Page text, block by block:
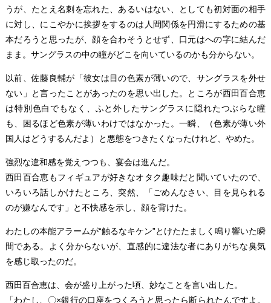
うが、たとえ名刺を忘れた、あるいはない、としても初対面の相手
に対し、にこやかに挨拶をするのは人間関係を円滑にするための基
本だろうと思ったが、顔を合わそうとせず、口元はへの字に結んだ
まま。サングラスの中の瞳がどこを向いているのかも分からない。
以前、佐藤良輔が「彼女は目の色素が薄いので、サングラスを外せ
ない」と言ったことがあったのを思い出した。ところが西田百合恵
は特別色白でもなく、ふと外したサングラスに隠れたつぶらな瞳
も、困るほど色素が薄いわけではなかった。一瞬、（色素が薄い外
国人はどうするんだよ）と悪態をつきたくなったけれど、やめた。
強烈な違和感を覚えつつも、宴会は進んだ。
西田百合恵もフィギュアが好きなオタク趣味だと聞いていたので、
いろいろ話しかけたところ、突然、「ごめんなさい、目を見られる
のが嫌なんです」と不快感を示し、顔を背けた。
わたしの本能アラームが“触るなキケン”とけたたましく鳴り響いた瞬
間である。よく分からないが、直感的に違法な者にありがちな臭気
を感じ取ったのだ。
西田百合恵は、会が盛り上がった頃、妙なことを言い出した。
「わたし、〇×銀行の口座をつくろうと思ったら断られたんですよ。